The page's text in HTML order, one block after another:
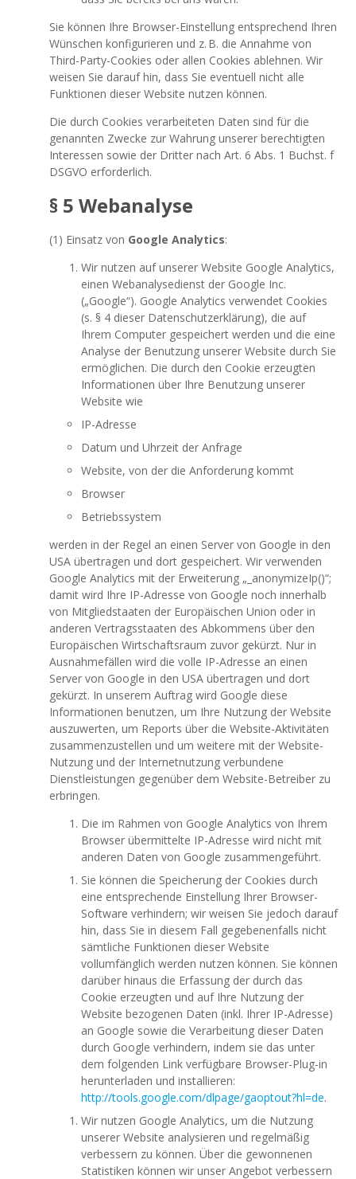
Sie können Ihre Browser-Einstellung entsprechend Ihren
Wünschen konfigurieren und z. B. die Annahme von
Third-Party-Cookies oder allen Cookies ablehnen. Wir
weisen Sie darauf hin, dass Sie eventuell nicht alle
Funktionen dieser Website nutzen können.
Die durch Cookies verarbeiteten Daten sind für die
genannten Zwecke zur Wahrung unserer berechtigten
Interessen sowie der Dritter nach Art. 6 Abs. 1 Buchst. f
DSGVO erforderlich.
§ 5 Webanalyse
(1) Einsatz von Google Analytics:
Wir nutzen auf unserer Website Google Analytics,
einen Webanalysedienst der Google Inc.
(„Google“). Google Analytics verwendet Cookies
(s. § 4 dieser Datenschutzerklärung), die auf
Ihrem Computer gespeichert werden und die eine
Analyse der Benutzung unserer Website durch Sie
ermöglichen. Die durch den Cookie erzeugten
Informationen über Ihre Benutzung unserer
Website wie
IP-Adresse
Datum und Uhrzeit der Anfrage
Website, von der die Anforderung kommt
Browser
Betriebssystem
werden in der Regel an einen Server von Google in den
USA übertragen und dort gespeichert. Wir verwenden
Google Analytics mit der Erweiterung „_anonymizeIp()“;
damit wird Ihre IP-Adresse von Google noch innerhalb
von Mitgliedstaaten der Europäischen Union oder in
anderen Vertragsstaaten des Abkommens über den
Europäischen Wirtschaftsraum zuvor gekürzt. Nur in
Ausnahmefällen wird die volle IP-Adresse an einen
Server von Google in den USA übertragen und dort
gekürzt. In unserem Auftrag wird Google diese
Informationen benutzen, um Ihre Nutzung der Website
auszuwerten, um Reports über die Website-Aktivitäten
zusammenzustellen und um weitere mit der Website-
Nutzung und der Internetnutzung verbundene
Dienstleistungen gegenüber dem Website-Betreiber zu
erbringen.
Die im Rahmen von Google Analytics von Ihrem
Browser übermittelte IP-Adresse wird nicht mit
anderen Daten von Google zusammengeführt.
Sie können die Speicherung der Cookies durch
eine entsprechende Einstellung Ihrer Browser-
Software verhindern; wir weisen Sie jedoch darauf
hin, dass Sie in diesem Fall gegebenenfalls nicht
sämtliche Funktionen dieser Website
vollumfänglich werden nutzen können. Sie können
darüber hinaus die Erfassung der durch das
Cookie erzeugten und auf Ihre Nutzung der
Website bezogenen Daten (inkl. Ihrer IP-Adresse)
an Google sowie die Verarbeitung dieser Daten
durch Google verhindern, indem sie das unter
dem folgenden Link verfügbare Browser-Plug-in
herunterladen und installieren:
http://tools.google.com/dlpage/gaoptout?hl=de.
Wir nutzen Google Analytics, um die Nutzung
unserer Website analysieren und regelmäßig
verbessern zu können. Über die gewonnenen
Statistiken können wir unser Angebot verbessern